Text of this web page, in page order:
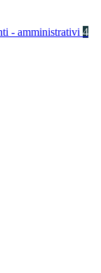
- amministrativi 4